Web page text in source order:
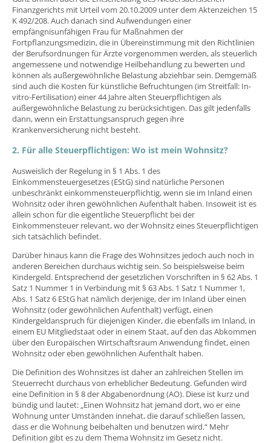
Finanzgerichts mit Urteil vom 20.10.2009 unter dem Aktenzeichen 15
K 492/208. Auch danach sind Aufwendungen einer
empfängnisunfähigen Frau für Maßnahmen der
Fortpflanzungsmedizin, die in Übereinstimmung mit den Richtlinien
der Berufsordnungen für Ärzte vorgenommen werden, als steuerlich
angemessene und notwendige Heilbehandlung zu bewerten und
können als außergewöhnliche Belastung abziehbar sein. Demgemäß
sind auch die Kosten für künstliche Befruchtungen (im Streitfall: In-
vitro-Fertilisation) einer 44 Jahre alten Steuerpflichtigen als
außergewöhnliche Belastung zu berücksichtigen. Das gilt jedenfalls
dann, wenn ein Erstattungsanspruch gegen ihre
Krankenversicherung nicht besteht.
2. Für alle Steuerpflichtigen: Wo ist mein Wohnsitz?
Ausweislich der Regelung in § 1 Abs. 1 des
Einkommensteuergesetzes (EStG) sind natürliche Personen
unbeschränkt einkommensteuerpflichtig, wenn sie im Inland einen
Wohnsitz oder ihren gewöhnlichen Aufenthalt haben. Insoweit ist es
allein schon für die eigentliche Steuerpflicht bei der
Einkommensteuer relevant, wo der Wohnsitz eines Steuerpflichtigen
sich tatsächlich befindet.
Darüber hinaus kann die Frage des Wohnsitzes jedoch auch noch in
anderen Bereichen durchaus wichtig sein. So beispielsweise beim
Kindergeld. Entsprechend der gesetzlichen Vorschriften in § 62 Abs. 1
Satz 1 Nummer 1 in Verbindung mit § 63 Abs. 1 Satz 1 Nummer 1,
Abs. 1 Satz 6 EStG hat nämlich derjenige, der im Inland über einen
Wohnsitz (oder gewöhnlichen Aufenthalt) verfügt, einen
Kindergeldanspruch für diejenigen Kinder, die ebenfalls im Inland, in
einem EU Mitgliedstaat oder in einem Staat, auf den das Abkommen
über den Europäischen Wirtschaftsraum Anwendung findet, einen
Wohnsitz oder eben gewöhnlichen Aufenthalt haben.
Die Definition des Wohnsitzes ist daher an zahlreichen Stellen im
Steuerrecht durchaus von erheblicher Bedeutung. Gefunden wird
eine Definition in § 8 der Abgabenordnung (AO). Diese ist kurz und
bündig und lautet: „Einen Wohnsitz hat jemand dort, wo er eine
Wohnung unter Umständen innehat, die darauf schließen lassen,
dass er die Wohnung beibehalten und benutzen wird.“ Mehr
Definition gibt es zu dem Thema Wohnsitz im Gesetz nicht.